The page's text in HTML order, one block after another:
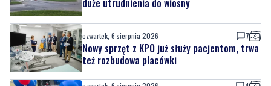
Nowy sprzęt z KPO już służy pacjentom, trwa
czwartek, 6 sierpnia 2026 4
Urodziny Biura Obsługi Klienta w Pucku. Były
promocje, porady i atrakcje dla
najmłodszych